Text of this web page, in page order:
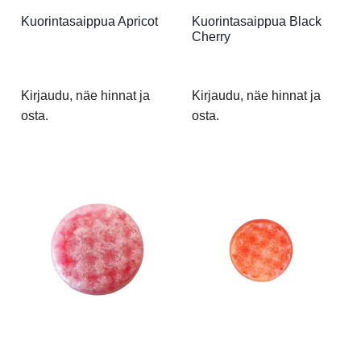
Kuorintasaippua Apricot
Kirjaudu, näe hinnat ja
osta.
Kuorintasaippua Black
Cherry
Kirjaudu, näe hinnat ja
osta.